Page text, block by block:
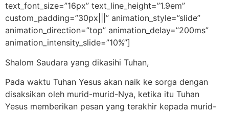
text_font_size=”16px” text_line_height=”1.9em”
custom_padding=”30px|||” animation_style=”slide”
animation_direction=”top” animation_delay=”200ms”
animation_intensity_slide=”10%”]
Shalom Saudara yang dikasihi Tuhan,
Pada waktu Tuhan Yesus akan naik ke sorga dengan
disaksikan oleh murid-murid-Nya, ketika itu Tuhan
Yesus memberikan pesan yang terakhir kepada murid-